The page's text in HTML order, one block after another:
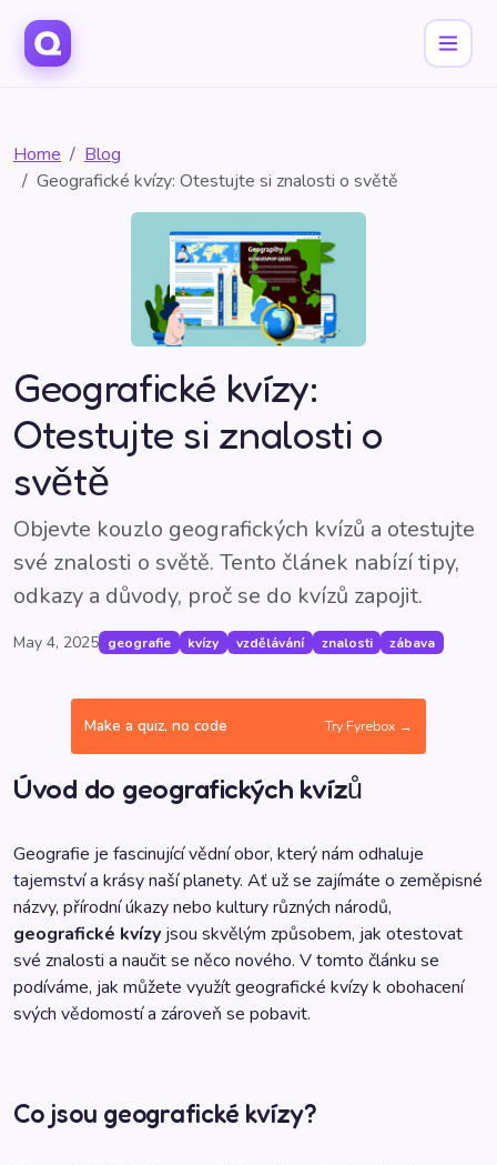
Home
Blog
Geografické kvízy: Otestujte si znalosti o světě
Geografické kvízy:
Otestujte si znalosti o
světě
Objevte kouzlo geografických kvízů a otestujte
své znalosti o světě. Tento článek nabízí tipy,
odkazy a důvody, proč se do kvízů zapojit.
May 4, 2025 geografie kvízy vzdělávání znalosti zábava
Make a quiz, no code Try Fyrebox →
Úvod do geografických kvízů
Geografie je fascinující vědní obor, který nám odhaluje
tajemství a krásy naší planety. Ať už se zajímáte o zeměpisné
názvy, přírodní úkazy nebo kultury různých národů,
geografické kvízy jsou skvělým způsobem, jak otestovat
své znalosti a naučit se něco nového. V tomto článku se
podíváme, jak můžete využít geografické kvízy k obohacení
svých vědomostí a zároveň se pobavit.
Co jsou geografické kvízy?